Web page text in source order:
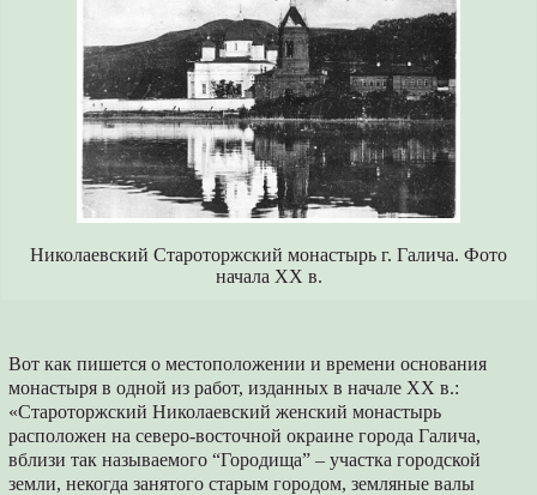
Николаевский Староторжский монастырь г. Галича. Фото
начала XX в.
Вот как пишется о местоположении и времени основания
монастыря в одной из работ, изданных в начале XX в.:
«Староторжский Николаевский женский монастырь
расположен на северо-восточной окраине города Галича,
вблизи так называемого “Городища” – участка городской
земли, некогда занятого старым городом, земляные валы